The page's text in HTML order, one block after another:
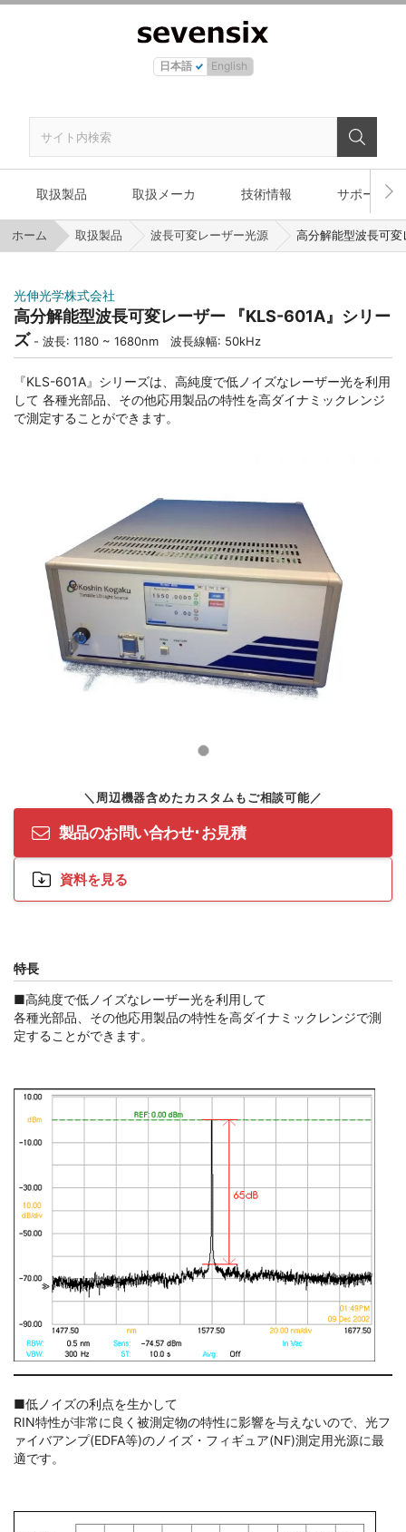
日本語 English
取扱製品 取扱メーカ 技術情報 サポート
ホーム 取扱製品 波長可変レーザー光源 高分解能型波長可
高分解能型波長可変レーザー 『KLS-601A』シリー
ズ
波長: 1180 ~ 1680nm 波長線幅: 50kHz
光伸光学株式会社
『KLS-601A』シリーズは、高純度で低ノイズなレーザー光を利用
して 各種光部品、その他応用製品の特性を高ダイナミックレンジ
で測定することができます。
製品のお問い合わせ･お見積
資料を見る
特長
■高純度で低ノイズなレーザー光を利用して
各種光部品、その他応用製品の特性を高ダイナミックレンジで測
定することができます。
■低ノイズの利点を生かして
RIN特性が非常に良く被測定物の特性に影響を与えないので、光フ
ァイバアンプ(EDFA等)のノイズ・フィギュア(NF)測定用光源に最
適です。